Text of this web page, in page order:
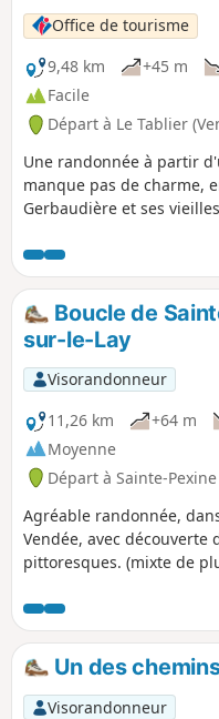
Office de tourisme
9,48 km
+45 m
Facile
Départ à Le Tablier
Une randonnée à partir
manque pas de charme,
Gerbaudière et ses
penchée). La nature n'est
passage dans la vallée
pleins de charmes
Roussière. Quelques
comme la Pierre qui Vire,
Tablier, certains murs de
construits sur des blocs
Boucle de
sur-le-Lay
Visorandonneur
11,26 km
+64 m
Moyenne
Départ à Sainte-
Agréable randonnée,
Vendée, avec découverte
pittoresques. (mixte de
Un des
Visorandonneur